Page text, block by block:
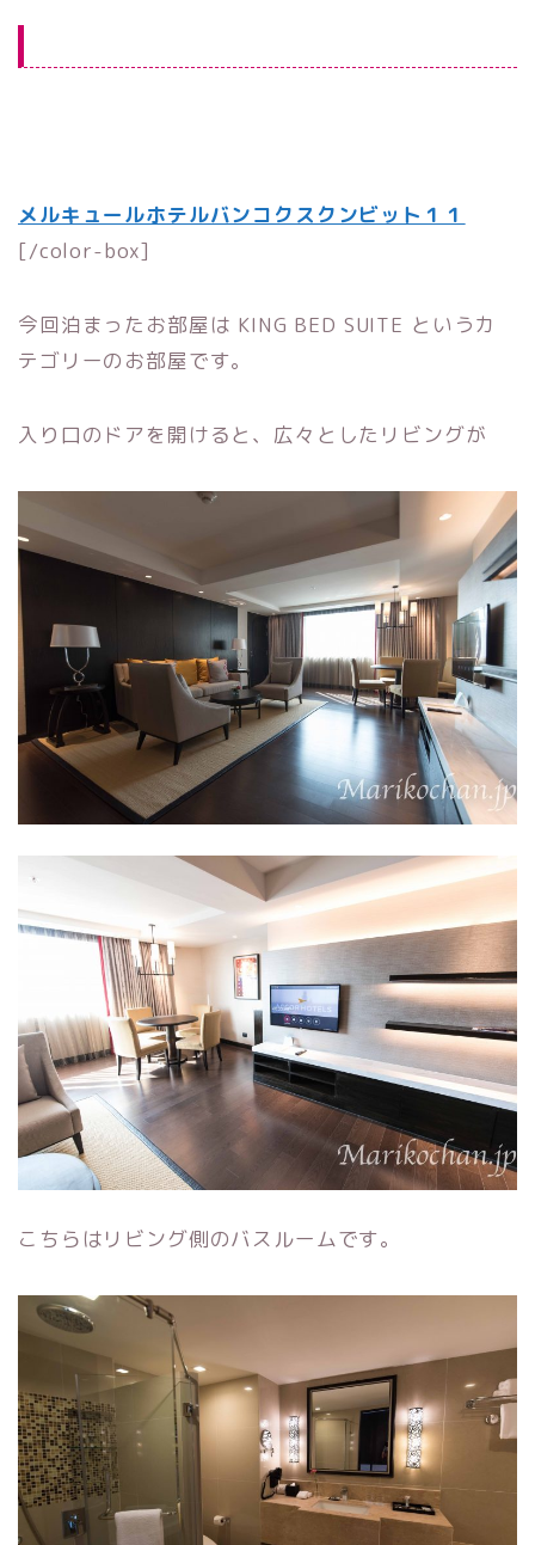
メルキュールホテルバンコクスクンビット１１
[/color-box]
今回泊まったお部屋は KING BED SUITE というカ
テゴリーのお部屋です。
入り口のドアを開けると、広々としたリビングが
こちらはリビング側のバスルームです。